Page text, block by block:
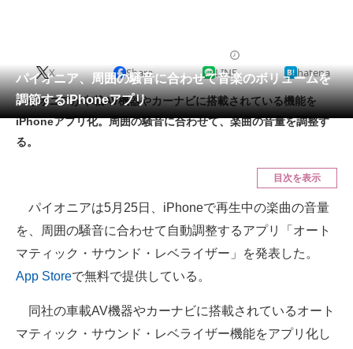
会員記事
メディア
スマホと通信の最新トレンド
好きが集まる 比べて選べる
ビジネスと働き方のヒント
パイオニア、周囲の騒音に合わせて音楽のボリュームを
調節するiPhoneアプリ
X Share LINE hatena
パイオニアが車載AV機器やカーナビに搭載されている機能を
iPhoneアプリ化。周囲の騒音に合わせて、楽曲の音量を調整す
る。
目次を表示
パイオニアは5月25日、iPhoneで再生中の楽曲の音量
を、周囲の騒音に合わせて自動調整するアプリ「オート
マティック・サウンド・レベライザー」を発表した。
App Storeで無料で提供している。
同社の車載AV機器やカーナビに搭載されているオート
マティック・サウンド・レベライザー機能をアプリ化し